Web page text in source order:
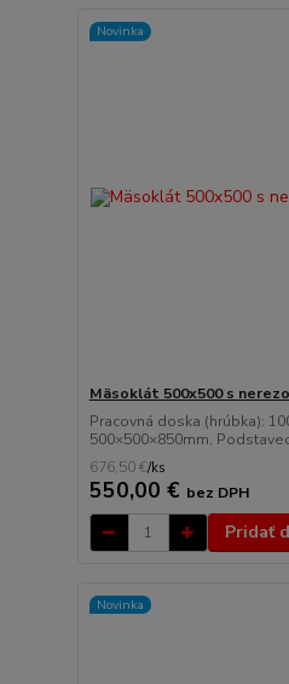
Novinka
Mäsoklát 500x500 s
Pracovná doska (hrúbka):
500×500×850mm,
676,50 €/ks
550,00 € bez DPH
Pridať
Novinka